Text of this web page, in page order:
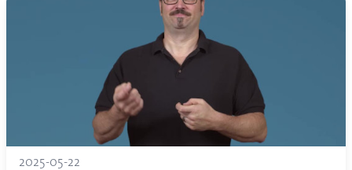
2025-05-22